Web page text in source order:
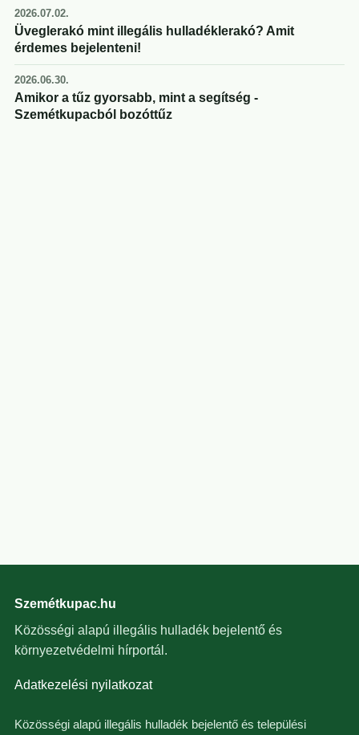
2026.07.02.
Üveglerakó mint illegális hulladéklerakó? Amit
érdemes bejelenteni!
2026.06.30.
Amikor a tűz gyorsabb, mint a segítség -
Szemétkupacból bozóttűz
Szemétkupac.hu
Közösségi alapú illegális hulladék bejelentő és
környezetvédelmi hírportál.
Adatkezelési nyilatkozat
Közösségi alapú illegális hulladék bejelentő és települési